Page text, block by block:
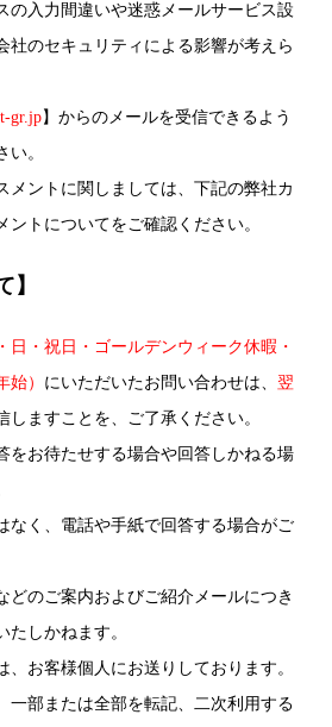
の入力間違いや迷惑メールサービス設
社のセキュリティによる影響が考えら
gr.jp】からのメールを受信できるよう
い。
メントに関しましては、下記の弊社カ
ントについてをご確認ください。
】
日・祝日・ゴールデンウィーク休暇・
始） にいただいたお問い合わせは、翌
しますことを、ご了承ください。
をお待たせする場合や回答しかねる場
なく、電話や手紙で回答する場合がご
どのご案内およびご紹介メールにつき
たしかねます。
、お客様個人にお送りしております。
一部または全部を転記、二次利用する